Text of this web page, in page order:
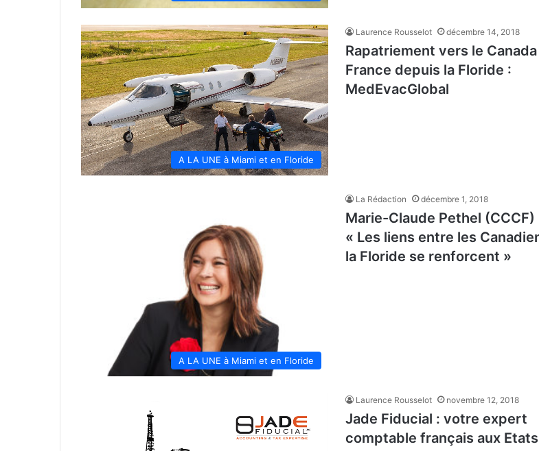
A LA UNE à Miami et en Floride
Laurence Rousselot décembre 14, 2018
Rapatriement vers le
France depuis la Floride :
MedEvacGlobal
A LA UNE à Miami et en Floride
La Rédaction décembre 1, 2018
Marie-Claude Pethel (CCCF)
« Les liens entre les
la Floride se renforcent »
Laurence Rousselot novembre 12, 2018
Jade Fiducial : votre expert
comptable français aux